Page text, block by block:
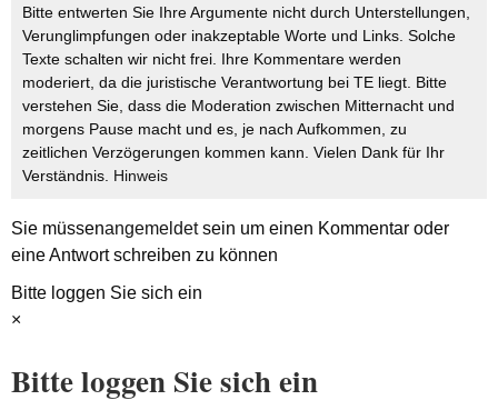
Bitte entwerten Sie Ihre Argumente nicht durch Unterstellungen,
Verunglimpfungen oder inakzeptable Worte und Links. Solche
Texte schalten wir nicht frei. Ihre Kommentare werden
moderiert, da die juristische Verantwortung bei TE liegt. Bitte
verstehen Sie, dass die Moderation zwischen Mitternacht und
morgens Pause macht und es, je nach Aufkommen, zu
zeitlichen Verzögerungen kommen kann. Vielen Dank für Ihr
Verständnis. Hinweis
Sie müssenangemeldetsein um einen Kommentar oder
eine Antwort schreiben zu können
Bitte loggen Sie sich ein
×
Bitte loggen Sie sich ein